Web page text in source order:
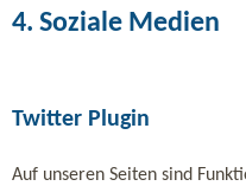
4. Soziale Medien
Twitter Plugin
Auf unseren Seiten sind